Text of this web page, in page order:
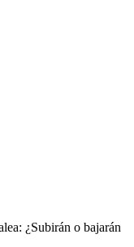
¿Subirán o bajarán